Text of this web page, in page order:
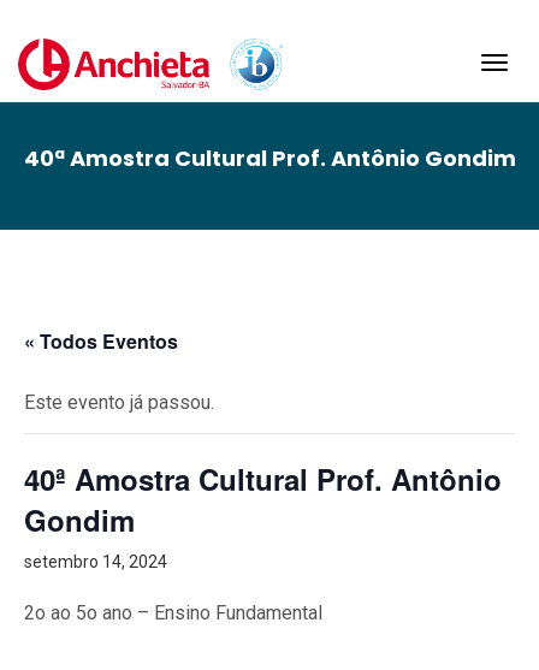
40ª Amostra Cultural Prof. Antônio Gondim
« Todos Eventos
Este evento já passou.
40ª Amostra Cultural Prof. Antônio
Gondim
setembro 14, 2024
2o ao 5o ano – Ensino Fundamental